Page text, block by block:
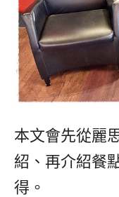
本文會先從麗
紹、再介紹餐
得。